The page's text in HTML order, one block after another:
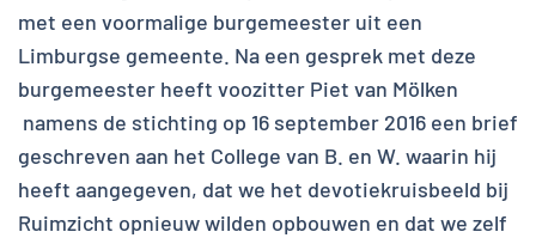
met een voormalige burgemeester uit een
Limburgse gemeente. Na een gesprek met deze
burgemeester heeft voozitter Piet van Mölken
namens de stichting op 16 september 2016 een brief
geschreven aan het College van B. en W. waarin hij
heeft aangegeven, dat we het devotiekruisbeeld bij
Ruimzicht opnieuw wilden opbouwen en dat we zelf